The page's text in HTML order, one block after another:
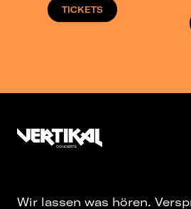
TICKETS
Wir lassen was hören.